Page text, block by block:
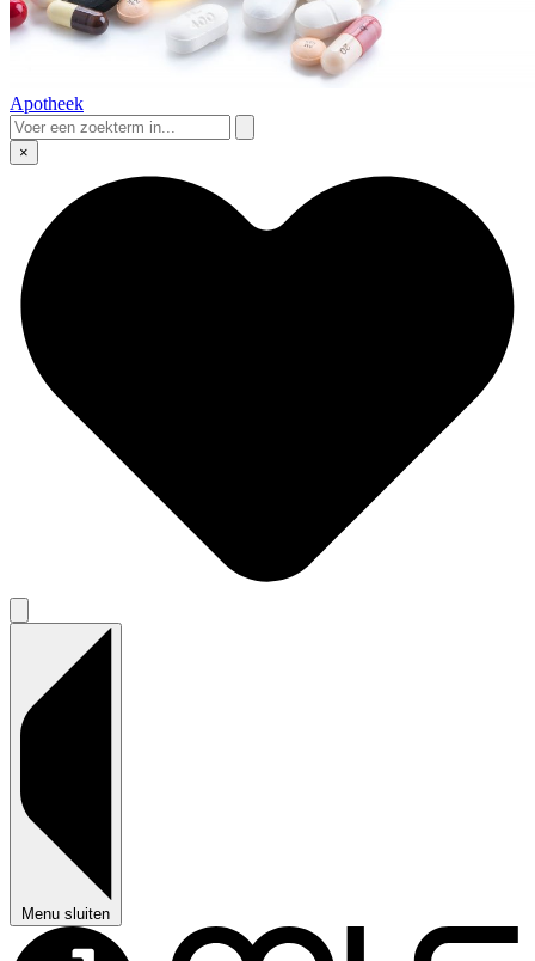
Apotheek
×
Menu sluiten